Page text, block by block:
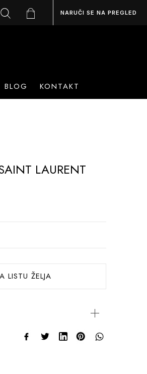
NARUČI SE NA PREGLED
BLOG KONTAKT
LAURENT
LISTU ŽELJA